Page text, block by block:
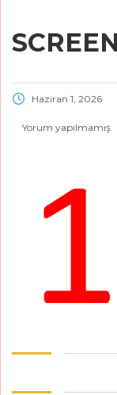
Haziran 1, 2026
Yorum yapılmamış